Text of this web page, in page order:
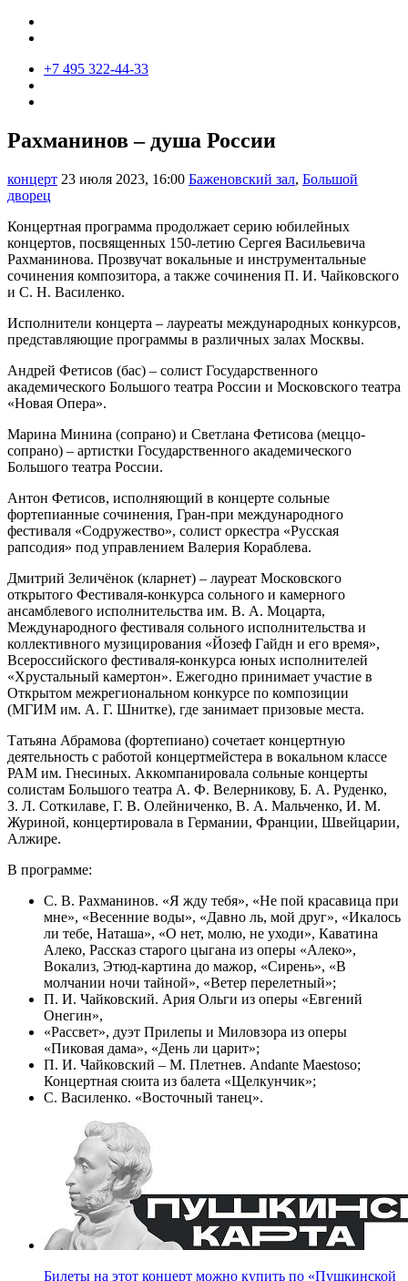
+7 495 322-44-33
Рахманинов – душа России
концерт 23 июля 2023, 16:00 Баженовский зал, Большой
дворец
Концертная программа продолжает серию юбилейных
концертов, посвященных 150-летию Сергея Васильевича
Рахманинова. Прозвучат вокальные и инструментальные
сочинения композитора, а также сочинения П. И. Чайковского
и С. Н. Василенко.
Исполнители концерта – лауреаты международных конкурсов,
представляющие программы в различных залах Москвы.
Андрей Фетисов (бас) – солист Государственного
академического Большого театра России и Московского театра
«Новая Опера».
Марина Минина (сопрано) и Светлана Фетисова (меццо-
сопрано) – артистки Государственного академического
Большого театра России.
Антон Фетисов, исполняющий в концерте сольные
фортепианные сочинения, Гран-при международного
фестиваля «Содружество», солист оркестра «Русская
рапсодия» под управлением Валерия Кораблева.
Дмитрий Зеличёнок (кларнет) – лауреат Московского
открытого Фестиваля-конкурса сольного и камерного
ансамблевого исполнительства им. В. А. Моцарта,
Международного фестиваля сольного исполнительства и
коллективного музицирования «Йозеф Гайдн и его время»,
Всероссийского фестиваля-конкурса юных исполнителей
«Хрустальный камертон». Ежегодно принимает участие в
Открытом межрегиональном конкурсе по композиции
(МГИМ им. А. Г. Шнитке), где занимает призовые места.
Татьяна Абрамова (фортепиано) сочетает концертную
деятельность с работой концертмейстера в вокальном классе
РАМ им. Гнесиных. Аккомпанировала сольные концерты
солистам Большого театра А. Ф. Велерникову, Б. А. Руденко,
З. Л. Соткилаве, Г. В. Олейниченко, В. А. Мальченко, И. М.
Журиной, концертировала в Германии, Франции, Швейцарии,
Алжире.
В программе:
С. В. Рахманинов. «Я жду тебя», «Не пой красавица при
мне», «Весенние воды», «Давно ль, мой друг», «Икалось
ли тебе, Наташа», «О нет, молю, не уходи», Каватина
Алеко, Рассказ старого цыгана из оперы «Алеко»,
Вокализ, Этюд-картина до мажор, «Сирень», «В
молчании ночи тайной», «Ветер перелетный»;
П. И. Чайковский. Ария Ольги из оперы «Евгений
Онегин»,
«Рассвет», дуэт Прилепы и Миловзора из оперы
«Пиковая дама», «День ли царит»;
П. И. Чайковский – М. Плетнев. Аndante Maestoso;
Концертная сюита из балета «Щелкунчик»;
С. Василенко. «Восточный танец».
Билеты на этот концерт можно купить по «Пушкинской